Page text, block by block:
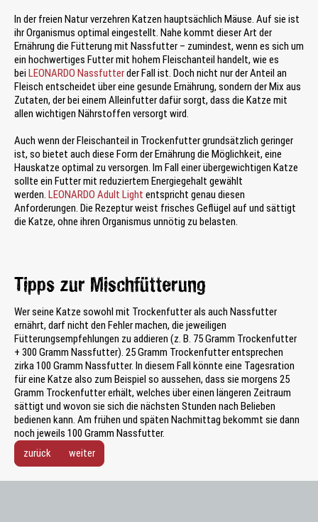
In der freien Natur verzehren Katzen hauptsächlich Mäuse. Auf sie ist
ihr Organismus optimal eingestellt. Nahe kommt dieser Art der
Ernährung die Fütterung mit Nassfutter – zumindest, wenn es sich um
ein hochwertiges Futter mit hohem Fleischanteil handelt, wie es
bei LEONARDO Nassfutterder Fall ist. Doch nicht nur der Anteil an
Fleisch entscheidet über eine gesunde Ernährung, sondern der Mix aus
Zutaten, der bei einem Alleinfutter dafür sorgt, dass die Katze mit
allen wichtigen Nährstoffen versorgt wird.
Auch wenn der Fleischanteil in Trockenfutter grundsätzlich geringer
ist, so bietet auch diese Form der Ernährung die Möglichkeit, eine
Hauskatze optimal zu versorgen. Im Fall einer übergewichtigen Katze
sollte ein Futter mit reduziertem Energiegehalt gewählt
werden. LEONARDO Adult Light entspricht genau diesen
Anforderungen. Die Rezeptur weist frisches Geflügel auf und sättigt
die Katze, ohne ihren Organismus unnötig zu belasten.
Tipps zur Mischfütterung
Wer seine Katze sowohl mit Trockenfutter als auch Nassfutter
ernährt, darf nicht den Fehler machen, die jeweiligen
Fütterungsempfehlungen zu addieren (z. B. 75 Gramm Trockenfutter
+ 300 Gramm Nassfutter). 25 Gramm Trockenfutter entsprechen
zirka 100 Gramm Nassfutter. In diesem Fall könnte eine Tagesration
für eine Katze also zum Beispiel so aussehen, dass sie morgens 25
Gramm Trockenfutter erhält, welches über einen längeren Zeitraum
sättigt und wovon sie sich die nächsten Stunden nach Belieben
bedienen kann. Am frühen und späten Nachmittag bekommt sie dann
noch jeweils 100 Gramm Nassfutter.
zurück
weiter